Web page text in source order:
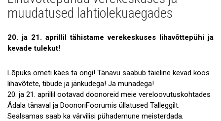
Galerii
Koostöö
Tule ekskursioonile!
Andmekaitse
muudatused lahtiolekuaegades
20. ja 21. aprillil tähistame verekeskuses lihavõttepühi ja
kevade tulekut!
Lõpuks ometi käes ta ongi! Tänavu saabub täieline kevad koos
lihavõtete, tibude ja jänkudega! Ja munadega!
20. ja 21. aprillil ootavad doonoreid meie vereloovutuskohtades
Ädala tänaval ja DoonoriFoorumis üllatused Talleggilt.
Sealsamas saab ka värvilisi pühademune meisterdada.